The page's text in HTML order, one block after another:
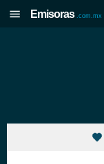
Emisoras .com.mx